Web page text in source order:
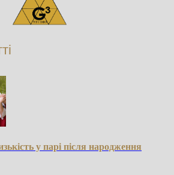
у парі після народження